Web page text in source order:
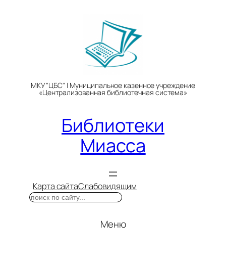
МКУ "ЦБС" | Муниципальное казенное учреждение
«Централизованная библиотечная система»
Библиотеки
Миасса
Карта сайтаСлабовидящим
Поиск
Меню